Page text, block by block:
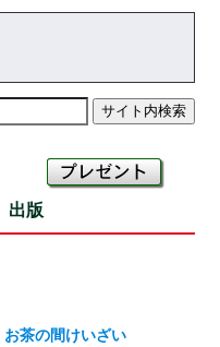
出版
お茶の間けいざい